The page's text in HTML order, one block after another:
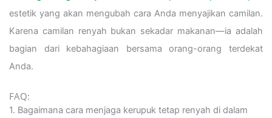
estetik yang akan mengubah cara Anda menyajikan camilan.
Karena camilan renyah bukan sekadar makanan—ia adalah
bagian dari kebahagiaan bersama orang-orang terdekat
Anda.
FAQ:
1. Bagaimana cara menjaga kerupuk tetap renyah di dalam